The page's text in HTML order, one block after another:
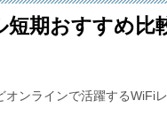
期おすすめ比
オンラインで活躍するWiFi